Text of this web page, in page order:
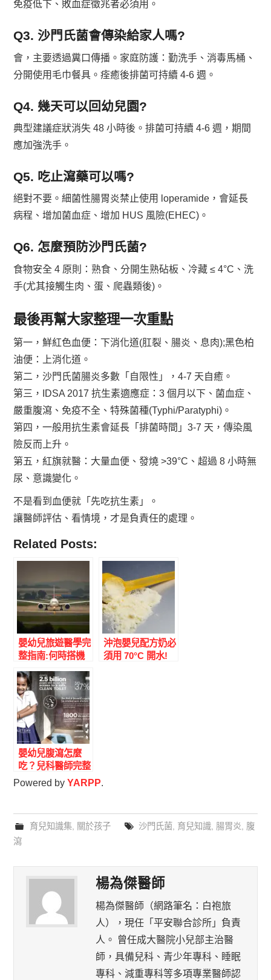
免疫低下、敗血症徵兆者必須用。
Q3. 沙門氏菌會傳染給家人嗎?
會，主要透過糞口傳播。家庭防護：勤洗手、消毒馬桶、
分開使用毛巾餐具。痊癒後排菌可持續 4-6 週。
Q4. 幾天可以回幼兒園?
典型建議症狀消失 48 小時後。排菌可持續 4-6 週，期間
應加強洗手。
Q5. 吃止瀉藥可以嗎?
絕對不要。細菌性腸胃炎禁止使用 loperamide，會延長
病程、增加菌血症、增加 HUS 風險(EHEC)。
Q6. 怎麼預防沙門氏菌?
食物安全 4 原則：熟食、分開生熟砧板、冷藏 ≤ 4°C、洗
手(尤其接觸生肉、蛋、爬蟲類後)。
最後再幫大家整理一次重點
第一，鮮紅色血便：下消化道(肛裂、腸炎、息肉);黑色柏
油便：上消化道。
第二，沙門氏菌腸炎多數「自限性」，4-7 天自癒。
第三，IDSA 2017 抗生素適應症：3 個月以下、菌血症、
嚴重腹瀉、免疫不全、特殊菌種(Typhi/Paratyphi)。
第四，一般用抗生素會延長「排菌時間」3-7 天，傳染風
險反而上升。
第五，紅旗就醫：大量血便、發燒 >39°C、超過 8 小時無
尿、意識變化。
不是看到血便就「先吃抗生素」。
讓醫師評估、看情境，才是負責任的處理。
Related Posts:
嬰幼兒旅遊醫學完
整指南:何時搭機
楊為傑醫師
沖泡嬰兒配方奶必
須用 70°C 開水!
嬰幼兒腹瀉怎麼
吃？兒科醫師完整
指南：ORS、補
鋅、益生菌與危險
Powered byYARPP.
育兒知識集, 關於孩子 沙門氏菌 育兒知識, 腸胃炎
腹
瀉
楊為傑醫師
楊為傑醫師（網路筆名：白袍旅
人），現任「平安聯合診所」負責
人。 曾任成大醫院小兒部主治醫
師，具備兒科、青少年專科、睡眠
專科、減重專科等多項專業醫師認